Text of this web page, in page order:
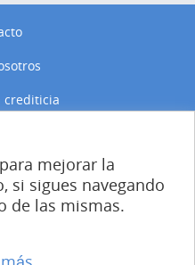
crediticia
Cookiesmejorar la
si sigues navegando
de las mismas.